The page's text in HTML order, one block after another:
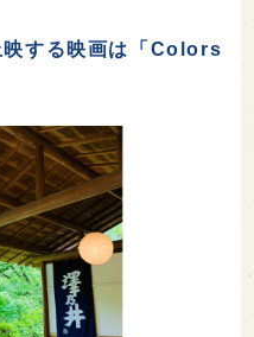
映する映画は「Colors